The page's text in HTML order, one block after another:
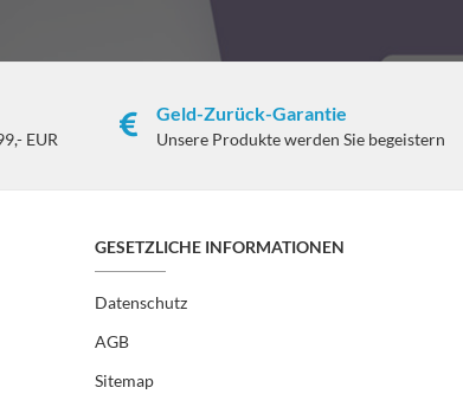
EUR
Geld-Zurück-Garantie
Unsere Produkte werden Sie begeistern
GESETZLICHE INFORMATIONEN
Datenschutz
AGB
Sitemap